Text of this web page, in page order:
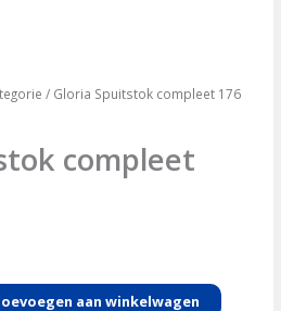
/ Gloria Spuitstok compleet 176
compleet
aan winkelwagen